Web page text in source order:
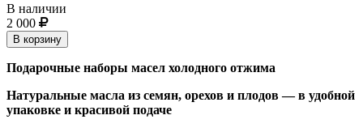
В наличии
2 000
В корзину
Подарочные наборы масел холодного отжима
Натуральные масла из семян, орехов и плодов — в удобной
упаковке и красивой подаче